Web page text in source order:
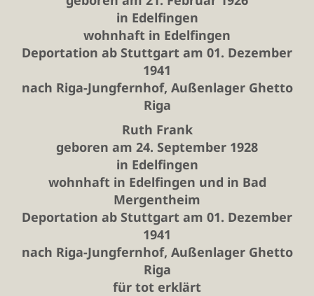
in Edelfingen
wohnhaft in Edelfingen
Deportation ab Stuttgart am 01. Dezember
1941
nach Riga-Jungfernhof, Außenlager Ghetto
Riga
Ruth Frank
geboren am 24. September 1928
in Edelfingen
wohnhaft in Edelfingen und in Bad
Mergentheim
Deportation ab Stuttgart am 01. Dezember
1941
nach Riga-Jungfernhof, Außenlager Ghetto
Riga
für tot erklärt